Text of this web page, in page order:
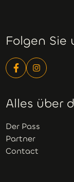
Folgen Sie
Alles über
Der Pass
Partner
Contact